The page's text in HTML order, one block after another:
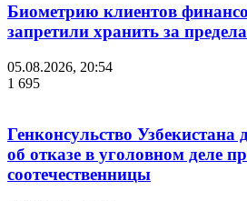
Биометрию клиентов
запретили хранить за
05.08.2026, 20:54
1 695
Генконсульство Узбекистана
об отказе в уголовном деле
соотечественницы